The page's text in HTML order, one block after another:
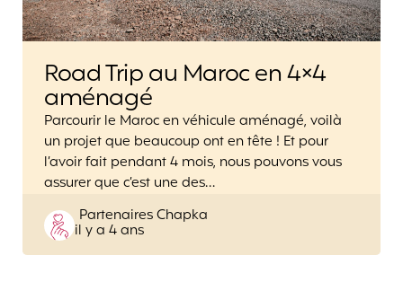
Road Trip au Maroc en 4×4
aménagé
Parcourir le Maroc en véhicule aménagé, voilà
un projet que beaucoup ont en tête ! Et pour
l’avoir fait pendant 4 mois, nous pouvons vous
assurer que c’est une des…
Posted
by
Partenaires Chapka
il y a 4 ans